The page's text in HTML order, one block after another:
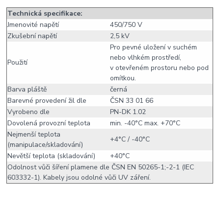
Technická specifikace:
Jmenovité napětí
450/750 V
Zkušební napětí
2,5 kV
Použití
Pro pevné uložení v suchém
nebo vlhkém prostředí,
v otevřeném prostoru nebo pod
omítkou.
Barva pláště
černá
Barevné provedení žil dle
ČSN 33 01 66
Vyrobeno dle
PN-DK 1.02
Dovolená provozní teplota
min. -40°C max. +70°C
Nejmenší teplota
(manipulace/skladování)
+4°C / -40°C
Nevětší teplota (skladování)
+40°C
Odolnost vůči šíření plamene dle ČSN EN 50265-1;-2-1 (IEC
603332-1). Kabely jsou odolné vůči UV záření.